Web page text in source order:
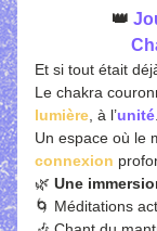
👑
Et si tout était
Le chakra
lumière , à l’unité
connexion
🌿 Une
🌀 Méditations